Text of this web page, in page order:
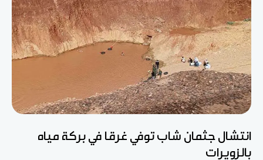
انتشال جثمان شاب توفي غرقا في بركة مياه
بالزويرات